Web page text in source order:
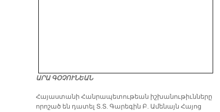
ԱՐԱ ԳՕՉՈՒՆԵԱՆ
​Հայաստանի Հանրապետութեան իշխանութիւնները
որոշած են դատել Տ.Տ. Գարեգին Բ. Ամենայն Հայոց